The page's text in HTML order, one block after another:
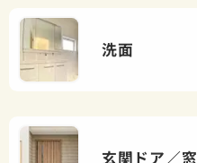
洗面
玄関ドア／窓